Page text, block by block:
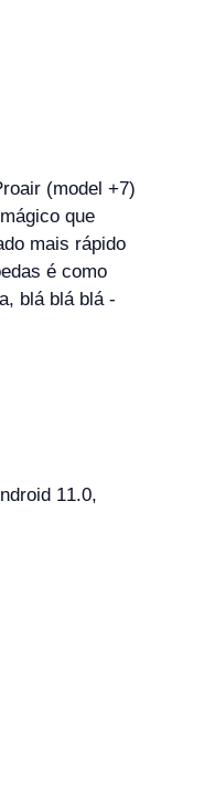
que
mais rápido
é como
blá blá blá -
11.0,